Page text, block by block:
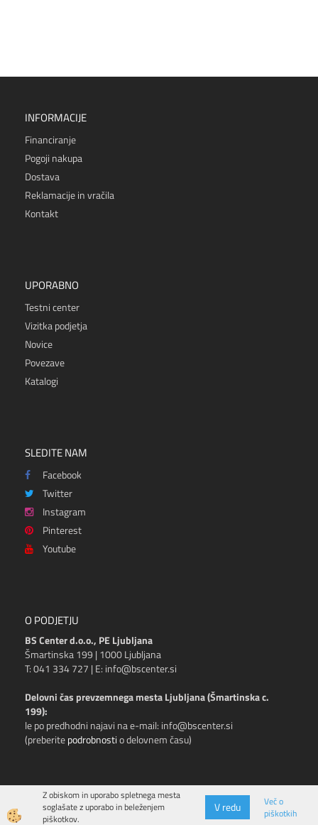
INFORMACIJE
Financiranje
Pogoji nakupa
Dostava
Reklamacije in vračila
Kontakt
UPORABNO
Testni center
Vizitka podjetja
Novice
Povezave
Katalogi
SLEDITE NAM
Facebook
Twitter
Instagram
Pinterest
Youtube
O PODJETJU
BS Center d.o.o., PE Ljubljana
Šmartinska 199 | 1000 Ljubljana
T: 041 334 727 | E: info@bscenter.si
Delovni čas prevzemnega mesta Ljubljana (Šmartinska c.
199):
le po predhodni najavi na e-mail: info@bscenter.si
(preberitepodrobnostio delovnem času)
Izdelava spletne trgovine
Z obiskom in uporabo spletnega mesta
soglašate z uporabo in beleženjem
piškotkov.
V redu
Več o
piškotkih